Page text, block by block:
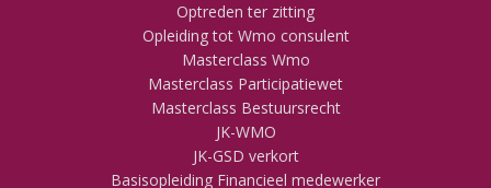
Optreden ter zitting
Opleiding tot Wmo consulent
Masterclass Wmo
Masterclass Participatiewet
Masterclass Bestuursrecht
JK-WMO
JK-GSD verkort
Basisopleiding Financieel medewerker